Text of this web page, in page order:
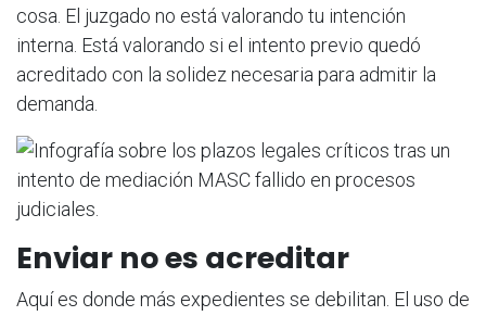
cosa. El juzgado no está valorando tu intención
interna. Está valorando si el intento previo quedó
acreditado con la solidez necesaria para admitir la
demanda.
Enviar no es acreditar
Aquí es donde más expedientes se debilitan. El uso de